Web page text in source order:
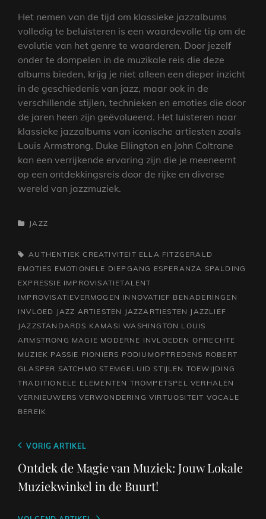
Het nemen van de tijd om klassieke jazzalbums
volledig te beluisteren is een waardevolle tip om de
evolutie van het genre te waarderen. Door jezelf
onder te dompelen in de muzikale reis die deze
albums bieden, krijg je niet alleen een dieper inzicht
in de geschiedenis van jazz, maar ook in de
verschillende stijlen, technieken en emoties die door
de jaren heen zijn geëvolueerd. Het luisteren naar
klassieke jazzalbums van iconische artiesten zoals
Louis Armstrong, Duke Ellington en John Coltrane
kan een verrijkende ervaring zijn die je meeneemt
op een ontdekkingsreis door de rijke en diverse
wereld van jazzmuziek.
CATEGORIEËN
JAZZ
TAGS,AUTHENTIEK CREATIVITEIT ELLA FITZGERALD
EMOTIES EMOTIONELE DIEPGANG ESPERANZA SPALDING
EXPRESSIE IMPROVISATIETALENT
IMPROVISATIEVERMOGEN INNOVATIEF BENADERINGEN
INVLOED JAZZ ARTIESTEN JAZZARTIESTEN JAZZLIEF
JAZZSTANDARDS KAMASI WASHINGTON LOUIS
ARMSTRONG MAGIE MODERNE INVLOEDEN OPRECHTE
MUZIEK PASSIE PIONIERS PODIUMOPTREDENS ROBERT
GLASPER SATCHMO STEMGELUID STIJLEN TOEWIJDING
TRADITIONELE ELEMENTEN TROMPETSPEL VERHALEN
VERNIEUWERS VERWONDERING VIRTUOSITEIT VOCALE
BEREIK
Berichtnavigatie
Vorig
bericht
VORIG ARTIKEL
Ontdek de Magie van Muziek: Jouw Lokale
Muziekwinkel in de Buurt!